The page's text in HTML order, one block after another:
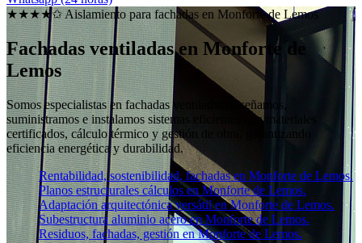
★★★★✩ Aislamiento para fachadas en Monforte de Lemos
Fachadas ventiladas en Monforte de
Lemos
Somos especialistas en fachadas ventiladas: diseñamos,
suministramos e instalamos sistemas eficientes con materiales
certificados, cálculo térmico y gestión de obra, garantizando
eficiencia energética y durabilidad.
Rentabilidad, sostenibilidad, fachadas en Monforte de Lemos.
Planos estructurales cálculos en Monforte de Lemos.
Adaptación arquitectónica versátil en Monforte de Lemos.
Subestructura aluminio acero en Monforte de Lemos.
Residuos, fachadas, gestión en Monforte de Lemos.